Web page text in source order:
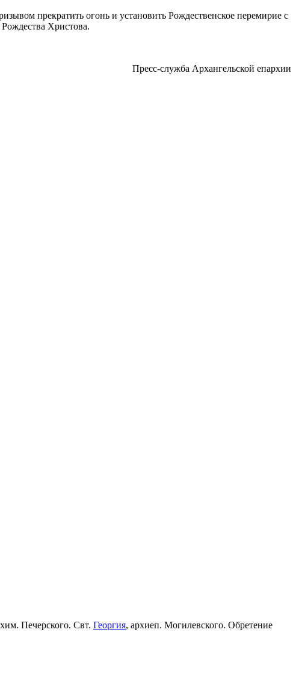
прекратить огонь и установить Рождественское перемирие с
Христова.
Пресс-служба Архангельской епархии
Печерского. Свт. Георгия, архиеп. Могилевского. Обретение